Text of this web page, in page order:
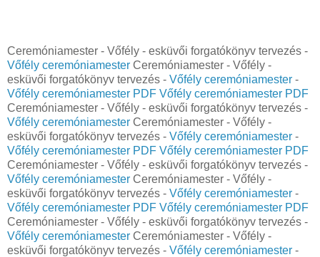
Ceremóniamester - Vőfély - esküvői forgatókönyv tervezés -
Vőfély ceremóniamester Ceremóniamester - Vőfély -
esküvői forgatókönyv tervezés - Vőfély ceremóniamester -
Vőfély ceremóniamester PDF Vőfély ceremóniamester PDF
Ceremóniamester - Vőfély - esküvői forgatókönyv tervezés -
Vőfély ceremóniamester Ceremóniamester - Vőfély -
esküvői forgatókönyv tervezés - Vőfély ceremóniamester -
Vőfély ceremóniamester PDF Vőfély ceremóniamester PDF
Ceremóniamester - Vőfély - esküvői forgatókönyv tervezés -
Vőfély ceremóniamester Ceremóniamester - Vőfély -
esküvői forgatókönyv tervezés - Vőfély ceremóniamester -
Vőfély ceremóniamester PDF Vőfély ceremóniamester PDF
Ceremóniamester - Vőfély - esküvői forgatókönyv tervezés -
Vőfély ceremóniamester Ceremóniamester - Vőfély -
esküvői forgatókönyv tervezés - Vőfély ceremóniamester -